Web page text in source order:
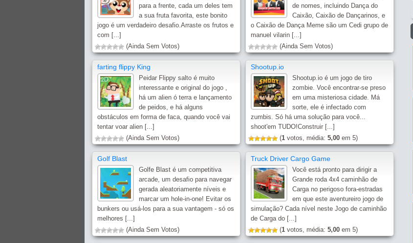
para a frente, cada um deles tem
a sua fruta favorita, este bonito
jogo é um verdadeiro desafio.Arraste os frutos e
com [...]
(Ainda Sem Votos)
de nomes, incluindo Dança do
Caixão, Caixão de Dançarinos, e
o Caixão de Dança Meme são um Cedi grupo de
manuel vilarin [...]
(Ainda Sem Votos)
farting flippy King
Peidar Flippy salto é muito
interessante e original do jogo ,
há um alien ó terra e lançamento
de peidos, e há alguns
obstáculos em forma de faca, quando você vai
tentar voar alien [...]
(Ainda Sem Votos)
Shootup.io
Shootup.io é um jogo de tiro
zombie. Você encontrar-se preso
em uma misteriosa cidade. Má
sorte, ele é infectado com
zumbis. Só há uma solução para você...
shoot'em TUDO!Construir [...]
(1 votos, média: 5,00 em 5)
Golf Blast
Golfe Blast é um competitiva
arcade, um desafio para navegar
gerada aleatoriamente níveis e
marcar um hole-in-one! Evitar os
bunkers ou usá-los para a sua vantagem - só os
melhores [...]
(Ainda Sem Votos)
Truck Driver Cargo Game
Você está pronto para dirigir a
Grande roda 4x4 caminhão de
Carga no perigoso fora-estradas
em que este aventureiro jogo de
simulação? Cada nível neste Jogo de caminhão
de Carga do [...]
(1 votos, média: 5,00 em 5)